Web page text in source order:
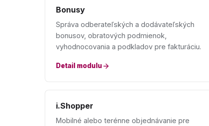
Bonusy
Správa odberateľských a dodávateľských
bonusov, obratových podmienok,
vyhodnocovania a podkladov pre fakturáciu.
Detail modulu
i.Shopper
Mobilné alebo terénne objednávanie pre